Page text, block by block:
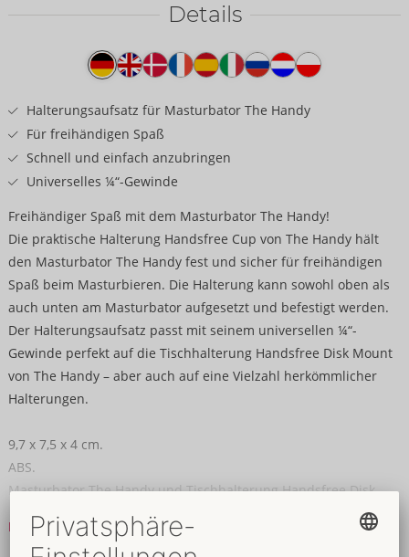
Details
Produkttext
Halterungsaufsatz für Masturbator The Handy
Für freihändigen Spaß
Schnell und einfach anzubringen
Universelles ¼“-Gewinde
Freihändiger Spaß mit dem Masturbator The Handy!
Die praktische Halterung Handsfree Cup von The Handy hält
den Masturbator The Handy fest und sicher für freihändigen
Spaß beim Masturbieren. Die Halterung kann sowohl oben als
auch unten am Masturbator aufgesetzt und befestigt werden.
Der Halterungsaufsatz passt mit seinem universellen ¼“-
Gewinde perfekt auf die Tischhalterung Handsfree Disk Mount
von The Handy – aber auch auf eine Vielzahl herkömmlicher
Halterungen.
9,7 x 7,5 x 4 cm.
ABS.
Masturbator The Handy und Tischhalterung Handsfree Disk
Mount im Lieferumfang nicht enthalten.
Mehr lesen